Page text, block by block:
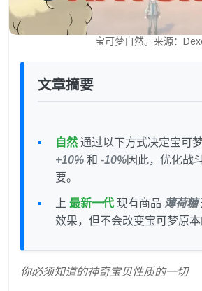
宝可梦自然。来源：
文章摘要
自然 通过以下方式决定宝可
+10% 和 -10%因此，优化战
要。
上 最新一代现有商品 薄荷糖
效果，但不会改变宝可梦原本
你必须知道的神奇宝贝性质的一切